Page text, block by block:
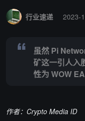
行业速递
2023-
虽然 Pi
矿这一引人入
性为 WOW
作者：Crypto Media ID